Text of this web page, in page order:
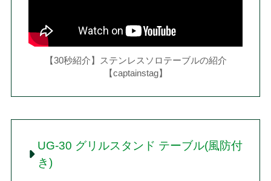
【30秒紹介】ステンレスソロテーブルの紹介
【captainstag】
UG-30 グリルスタンド テーブル(風防付
き)